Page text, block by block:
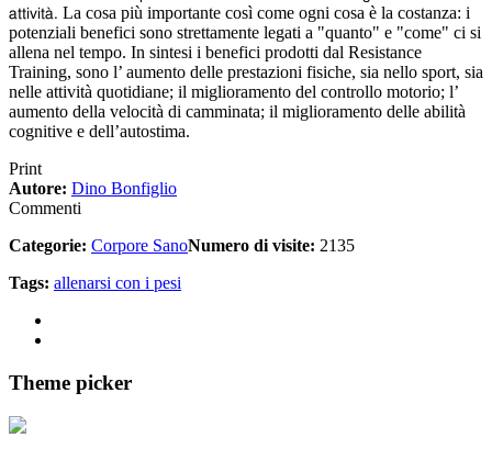
attività. La cosa più importante così come ogni cosa è la costanza: i
potenziali benefici sono strettamente legati a "quanto" e "come" ci si
allena nel tempo. In sintesi i benefici prodotti dal Resistance
Training, sono l’ aumento delle prestazioni fisiche, sia nello sport, sia
nelle attività quotidiane; il miglioramento del controllo motorio; l’
aumento della velocità di camminata; il miglioramento delle abilità
cognitive e dell’autostima.
Print
Autore: Dino Bonfiglio
Commenti
Categorie: Corpore SanoNumero di visite: 2135
Tags: allenarsi con i pesi
Theme picker